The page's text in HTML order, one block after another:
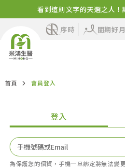
看到這則文字的天選之人！
✨品牌感謝祭來了！百卡蛋
序時 閨期好月
首頁 會員登入
登入
為保護您的個資，手機一旦綁定將無法變